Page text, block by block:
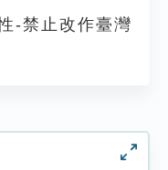
-禁止改作臺灣